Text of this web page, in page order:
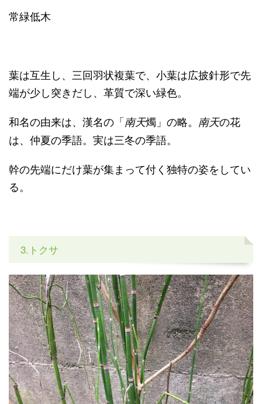
常緑低木
葉は互生し、 三回羽状複葉で、小葉は広披針形で先
端が少し突きだし、革質で深い緑色。
和名の由来は、漢名の「南天燭」の略。 南天の花
は、仲夏の季語。実は三冬の季語。
幹の先端にだけ葉が集まって付く独特の姿をしてい
る。
3.トクサ